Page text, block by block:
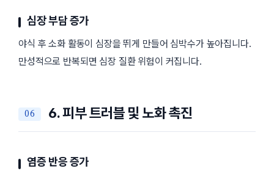
심장 부담 증가
야식 후 소화 활동이 심장을 뛰게 만들어 심박수가 높아집니다.
만성적으로 반복되면 심장 질환 위험이 커집니다.
6. 피부 트러블 및 노화 촉진
염증 반응 증가